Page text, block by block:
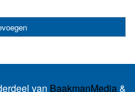
van BaakmanMedia&